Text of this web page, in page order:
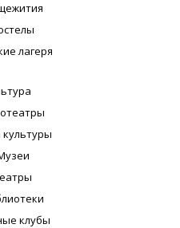
лагеря
клубы